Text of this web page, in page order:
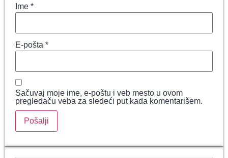
Ime *
E-pošta *
Sačuvaj moje ime, e-poštu i veb mesto u ovom
pregledaču veba za sledeći put kada komentarišem.